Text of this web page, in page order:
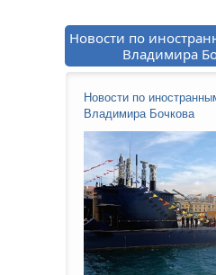
Новости по
Владимира
Новости по
Владимира Бочкова